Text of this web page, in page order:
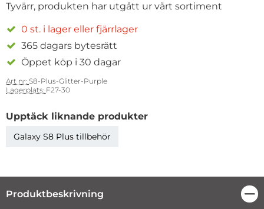
Tyvärr, produkten har utgått ur vårt sortiment
0 st. i lager eller fjärrlager
365 dagars bytesrätt
Öppet köp i 30 dagar
Art nr: S8-Plus-Glitter-Purple
Lagerplats: F27-30
Upptäck liknande produkter
Galaxy S8 Plus tillbehör
Produktbeskrivning